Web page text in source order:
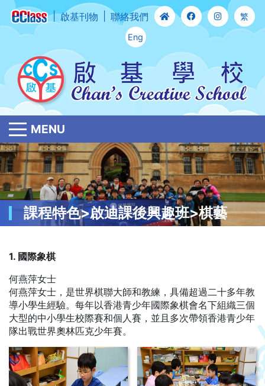
啟基刊物 聯絡我們 繁
Eng
MENU
課程特色>啟迪課後興趣班>棋藝
1. 國際象棋
何燕萍女士
何燕萍女士，是世界棋聯大師和教練，具備超過二十多年教
導小學生經驗。每年以香港青少年國際象棋會名下組織三個
大型的中小學生校際賽和個人賽，並且多次帶領香港青少年
隊出戰世界奧林匹克少年賽。